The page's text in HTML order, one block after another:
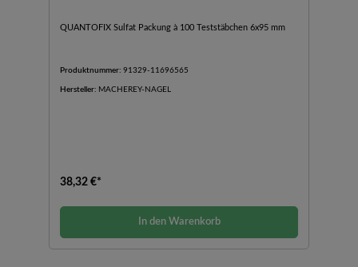
QUANTOFIX Sulfat Packung à 100 Teststäbchen 6x95 mm
Produktnummer: 91329-11696565
Hersteller: MACHEREY-NAGEL
38,32 €*
In den Warenkorb